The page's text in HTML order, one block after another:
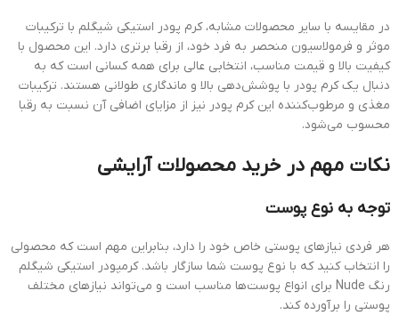
در مقایسه با سایر محصولات مشابه، کرم پودر استیکی شیگلم با ترکیبات
موثر و فرمولاسیون منحصر به فرد خود، از رقبا برتری دارد. این محصول با
کیفیت بالا و قیمت مناسب، انتخابی عالی برای همه کسانی است که به
دنبال یک کرم پودر با پوشش‌دهی بالا و ماندگاری طولانی هستند. ترکیبات
مغذی و مرطوب‌کننده این کرم پودر نیز از مزایای اضافی آن نسبت به رقبا
محسوب می‌شود.
نکات مهم در خرید محصولات آرایشی
توجه به نوع پوست
هر فردی نیازهای پوستی خاص خود را دارد، بنابراین مهم است که محصولی
را انتخاب کنید که با نوع پوست شما سازگار باشد. کرمپودر استیکی شیگلم
رنگ Nude برای انواع پوست‌ها مناسب است و می‌تواند نیازهای مختلف
پوستی را برآورده کند.